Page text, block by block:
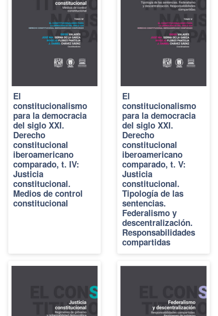
El
constitucionalismo
para la democracia
del siglo XXI.
Derecho
constitucional
iberoamericano
comparado, t. IV:
Justicia
constitucional.
Medios de control
constitucional
El
constitucionalismo
para la democracia
del siglo XXI.
Derecho
constitucional
iberoamericano
comparado, t. V:
Justicia
constitucional.
Tipología de las
sentencias.
Federalismo y
descentralización.
Responsabilidades
compartidas